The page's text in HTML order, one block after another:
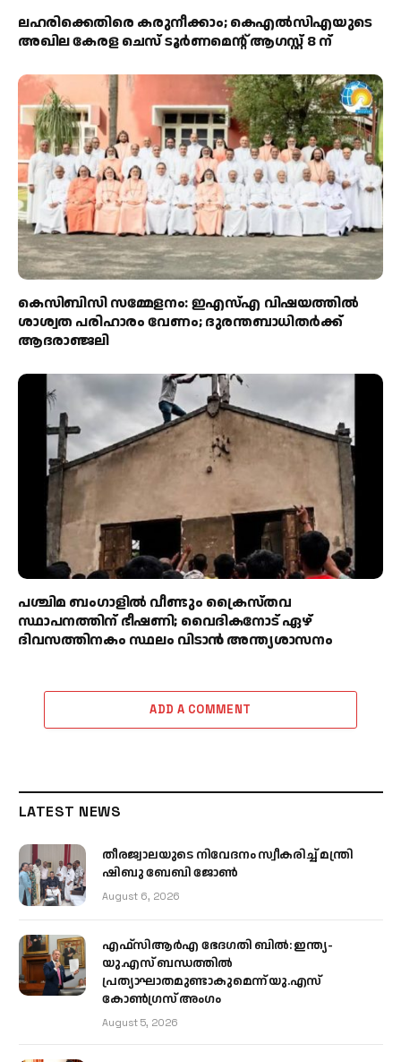
ലഹരിക്കെതിരെ കരുനീക്കാം; കെഎൽസിഎയുടെ
അഖില കേരള ചെസ് ടൂർണമെന്റ് ആഗസ്റ്റ് 8 ന്
കെസിബിസി സമ്മേളനം: ഇഎസ്എ വിഷയത്തിൽ
ശാശ്വത പരിഹാരം വേണം; ദുരന്തബാധിതർക്ക്
ആദരാഞ്ജലി
പശ്ചിമ ബംഗാളിൽ വീണ്ടും ക്രൈസ്തവ
സ്ഥാപനത്തിന് ഭീഷണി; വൈദികനോട് ഏഴ്
ദിവസത്തിനകം സ്ഥലം വിടാൻ അന്ത്യശാസനം
ADD A COMMENT
LATEST NEWS
തീരജ്വാലയുടെ നിവേദനം സ്വീകരിച്ച് മന്ത്രി
ഷിബു ബേബി ജോൺ
August 6, 2026
എഫ്‌സിആർഎ ഭേദഗതി ബിൽ: ഇന്ത്യ-
യു.എസ് ബന്ധത്തിൽ
പ്രത്യാഘാതമുണ്ടാകുമെന്ന് യു.എസ്
കോൺഗ്രസ് അംഗം
August 5, 2026